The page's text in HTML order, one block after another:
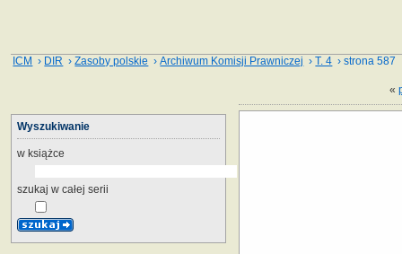
ICM › DIR ›Zasoby polskie ›Archiwum Komisji Prawniczej ›T. 4 › strona 587
«
Wyszukiwanie
w książce
szukaj w całej serii